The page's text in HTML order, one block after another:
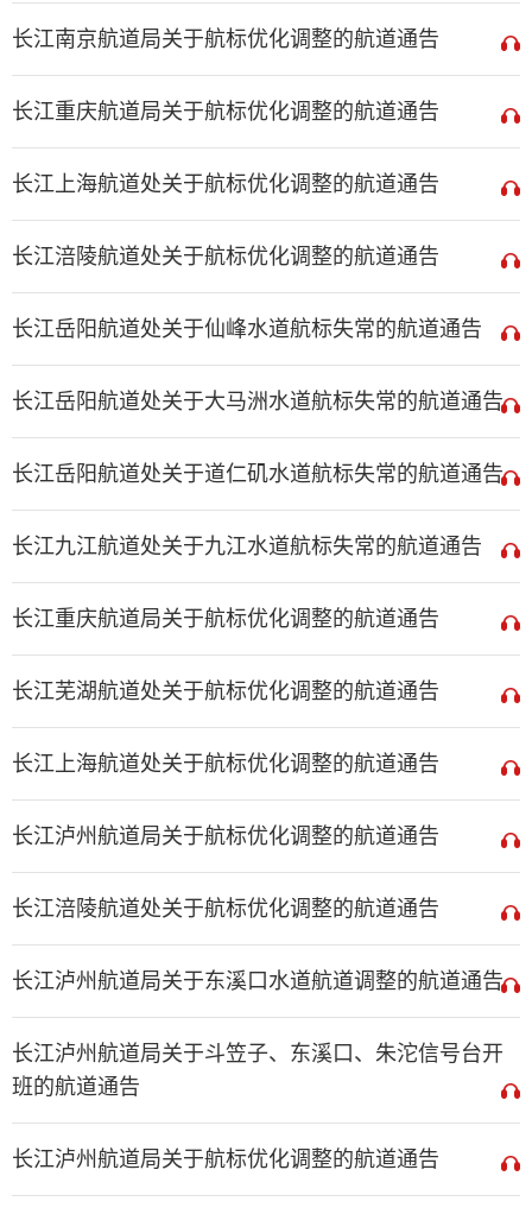
长江南京航道局关于航标优化调整的航道通告
长江重庆航道局关于航标优化调整的航道通告
长江上海航道处关于航标优化调整的航道通告
长江涪陵航道处关于航标优化调整的航道通告
长江岳阳航道处关于仙峰水道航标失常的航道通告
长江岳阳航道处关于大马洲水道航标失常的航道通告
长江岳阳航道处关于道仁矶水道航标失常的航道通告
长江九江航道处关于九江水道航标失常的航道通告
长江重庆航道局关于航标优化调整的航道通告
长江芜湖航道处关于航标优化调整的航道通告
长江上海航道处关于航标优化调整的航道通告
长江泸州航道局关于航标优化调整的航道通告
长江涪陵航道处关于航标优化调整的航道通告
长江泸州航道局关于东溪口水道航道调整的航道通告
长江泸州航道局关于斗笠子、东溪口、朱沱信号台开
班的航道通告
长江泸州航道局关于航标优化调整的航道通告